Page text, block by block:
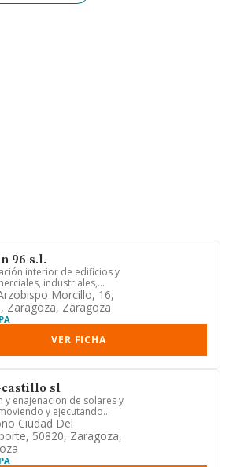
96 s.l.
interior de edificios y
industriales,
de ser...Morcillo, 16,
Zaragoza, Zaragoza
VER FICHA
castillo sl
y enajenacion de solares y
y ejecutando
y pa...
Ciudad Del
50820, Zaragoza,